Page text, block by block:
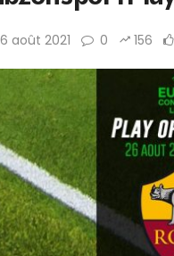
août 2021 0 156